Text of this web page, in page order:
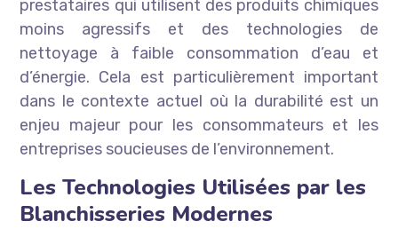
prestataires qui utilisent des produits chimiques
moins agressifs et des technologies de
nettoyage à faible consommation d’eau et
d’énergie. Cela est particulièrement important
dans le contexte actuel où la durabilité est un
enjeu majeur pour les consommateurs et les
entreprises soucieuses de l’environnement.
Les Technologies Utilisées par les
Blanchisseries Modernes